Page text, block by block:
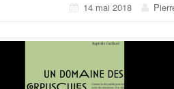
14 mai 2018